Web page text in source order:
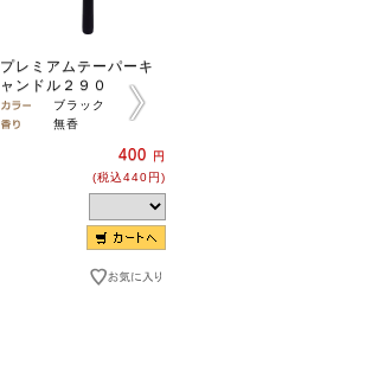
プレミアムテーパーキ
ャンドル２９０
ブラック
無香
400
円
(税込440円)